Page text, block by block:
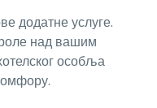
додатне услуге.
над вашим
особља